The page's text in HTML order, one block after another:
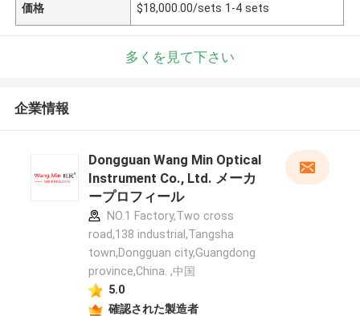
価格 $18,000.00/sets 1-4 sets
多くを見て下さい
企業情報
Dongguan Wang Min Optical
Instrument Co., Ltd. メーカ
ープロフィール
NO.1 Factory,Two cross
road,138 industrial,Tangsha
town,Dongguan city,Guangdong
province,China. ,中国
5.0
確認された製造者